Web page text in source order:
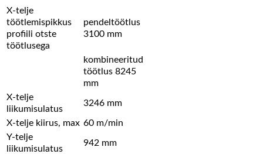
X-telje
töötlemispikkus
profiili otste
töötlusega
pendeltöötlus
3100 mm
kombineeritud
töötlus 8245
mm
X-telje
liikumisulatus
3246 mm
X-telje kiirus, max 60 m/min
Y-telje
liikumisulatus
942 mm